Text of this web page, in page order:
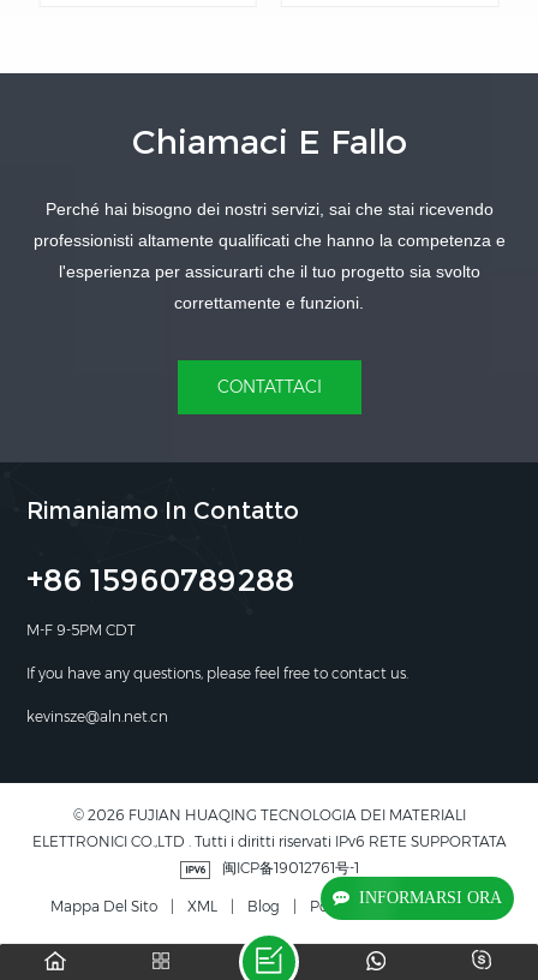
INFORMARSI ORA
PIÙ PIÙ
Chiamaci E Fallo
Perché hai bisogno dei nostri servizi, sai che stai ricevendo
professionisti altamente qualificati che hanno la competenza e
l'esperienza per assicurarti che il tuo progetto sia svolto
correttamente e funzioni.
CONTATTACI
Rimaniamo In Contatto
+86 15960789288
M-F 9-5PM CDT
If you have any questions, please feel free to contact us.
kevinsze@aln.net.cn
© 2026 FUJIAN HUAQING TECNOLOGIA DEI MATERIALI
ELETTRONICI CO.,LTD . Tutti i diritti riservati IPv6 RETE SUPPORTATA
闽ICP备19012761号-1
Mappa Del Sito XML Blog Politica Sulla Riservatezza